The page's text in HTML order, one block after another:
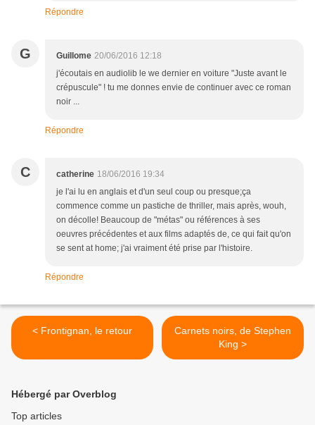
Répondre
G Guillome 20/06/2016 12:18
j'écoutais en audiolib le we dernier en voiture "Juste avant le
crépuscule" ! tu me donnes envie de continuer avec ce roman
noir ...
Répondre
C catherine 18/06/2016 19:34
je l'ai lu en anglais et d'un seul coup ou presque;ça
commence comme un pastiche de thriller, mais après, wouh,
on décolle! Beaucoup de "métas" ou références à ses
oeuvres précédentes et aux films adaptés de, ce qui fait qu'on
se sent at home; j'ai vraiment été prise par l'histoire.
Répondre
< Frontignan, le retour
Carnets noirs, de Stephen
King >
Hébergé par Overblog
Top articles